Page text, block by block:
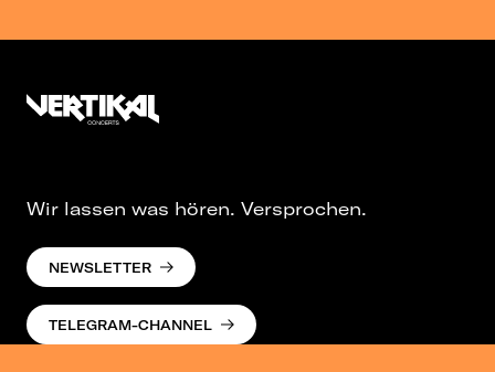
Wir lassen was hören. Versprochen.
NEWSLETTER
TELEGRAM-CHANNEL